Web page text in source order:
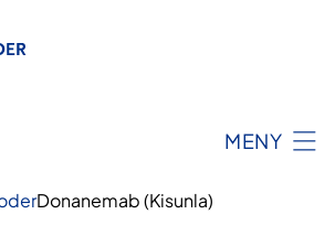
MENY
Donanemab (Kisunla)